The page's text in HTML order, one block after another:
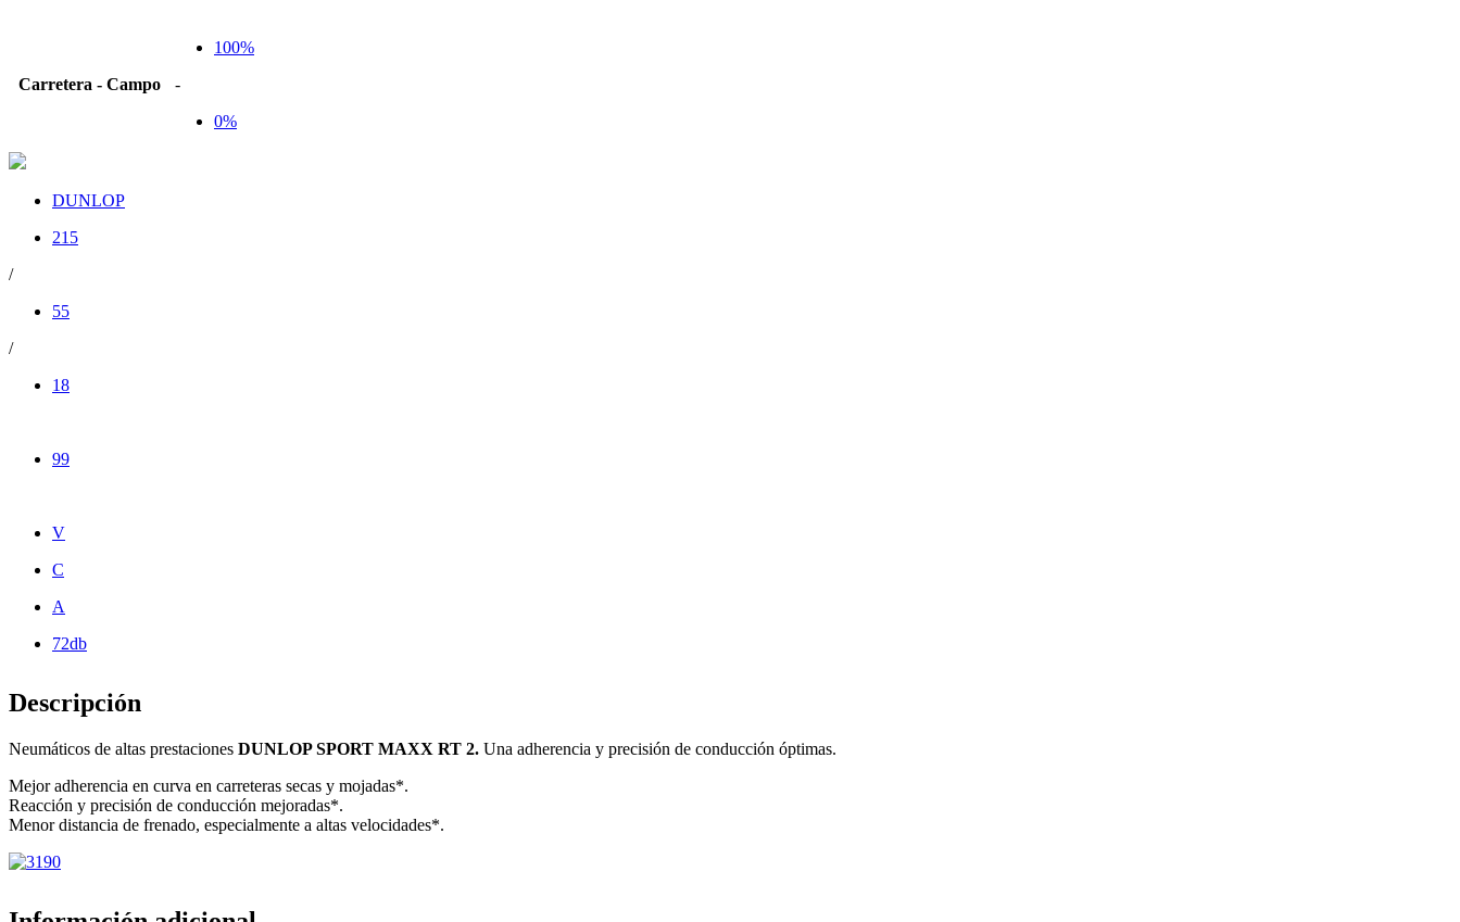
Carretera - Campo
100%
-
0%
DUNLOP
215
/
55
/
18
99
V
C
A
72db
Descripción
Neumáticos de altas prestaciones DUNLOP SPORT MAXX RT 2. Una adherencia y precisión de conducción óptimas.
Mejor adherencia en curva en carreteras secas y mojadas*.
Reacción y precisión de conducción mejoradas*.
Menor distancia de frenado, especialmente a altas velocidades*.